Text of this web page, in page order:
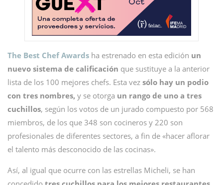
The Best Chef Awards ha estrenado en esta edición un
nuevo sistema de calificación que sustituye a la anterior
lista de los 100 mejores chefs. Esta vez sólo hay un podio
con tres nombres, y se otorga un rango de uno a tres
cuchillos, según los votos de un jurado compuesto por 568
miembros, de los que 348 son cocineros y 220 son
profesionales de diferentes sectores, a fin de «hacer aflorar
el talento más desconocido de las cocinas».
Así, al igual que ocurre con las estrellas Micheli, se han